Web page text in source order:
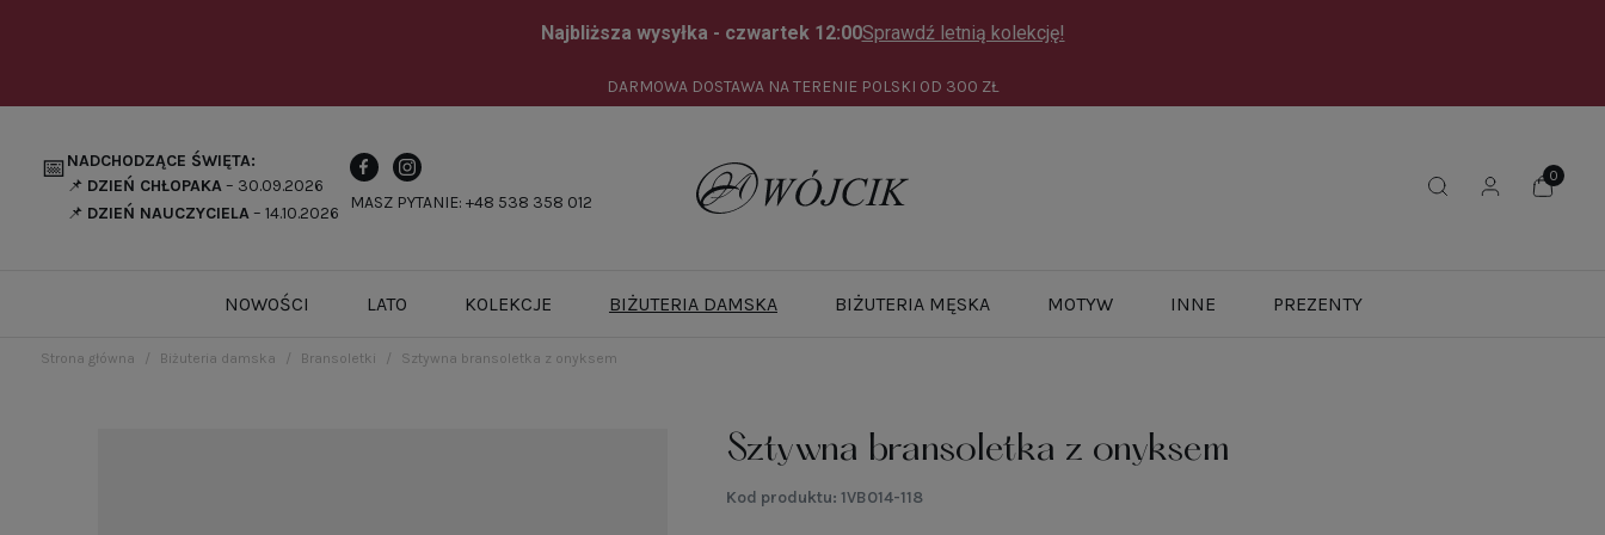
DARMOWA DOSTAWA NA TERENIE POLSKI OD 300 ZŁ
📅NADCHODZĄCE ŚWIĘTA:
📌 DZIEŃ CHŁOPAKA– 30.09.2026
📌 DZIEŃ NAUCZYCIELA– 14.10.2026
MASZ PYTANIE: +48 538 358 012
NOWOŚCI LATO KOLEKCJE BIŻUTERIA DAMSKA BIŻUTERIA MĘSKA MOTYW INNE PREZENTY
Strona główna Biżuteria damska Bransoletki Sztywna bransoletka z onyksem
Sztywna bransoletka z onyksem
Kod produktu: 1VB014-118